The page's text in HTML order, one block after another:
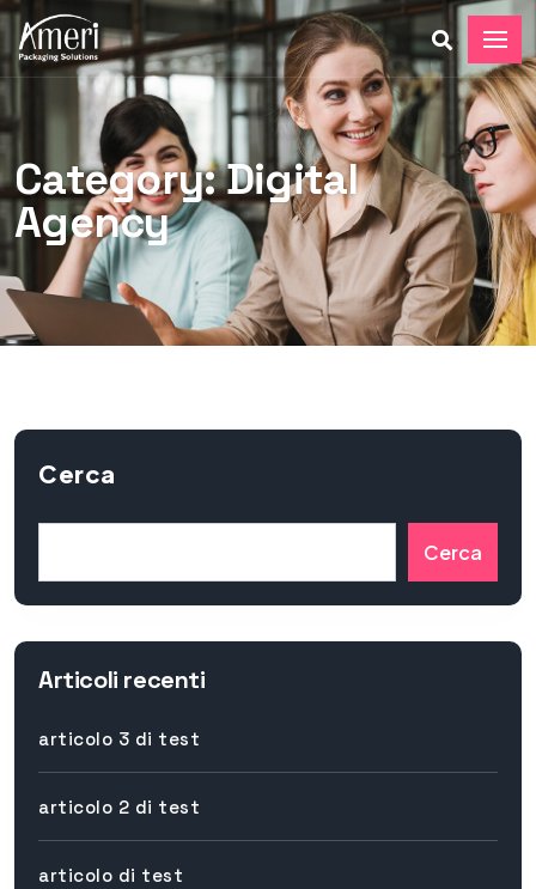
Category: Digital
Agency
Cerca
Cerca
Articoli recenti
articolo 3 di test
articolo 2 di test
articolo di test